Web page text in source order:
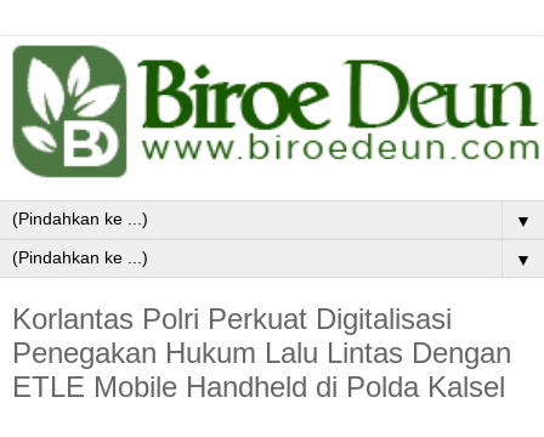
▼
▼
Korlantas Polri Perkuat Digitalisasi
Penegakan Hukum Lalu Lintas Dengan
ETLE Mobile Handheld di Polda Kalsel